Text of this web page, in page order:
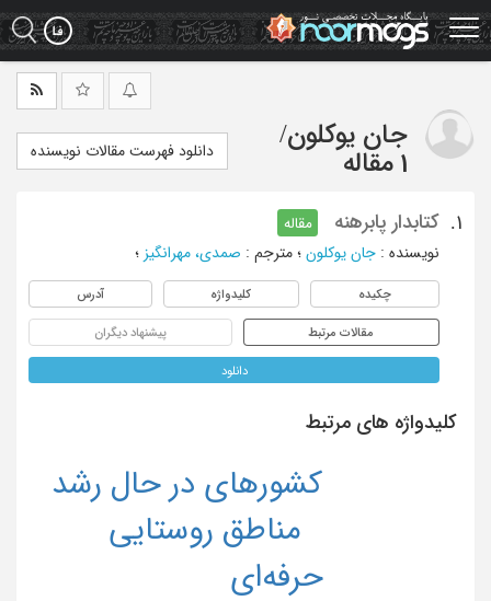
Skip
to
main
جان یوکلون/
1 مقاله
دانلود فهرست مقالات نویسنده
1. کتابدار پابرهنه
مقاله
نویسنده : جان یوکلون ؛ مترجم : صمدی، مهرانگیز ؛
چکیده کلیدواژه آدرس
مقالات مرتبط پیشنهاد دیگران
دانلود
کلیدواژه های مرتبط
حرفه‌ای
مناطق روستایی
کشورهای در حال رشد